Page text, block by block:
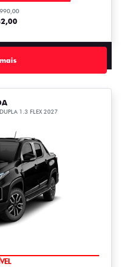
1.3 FLEX 2027